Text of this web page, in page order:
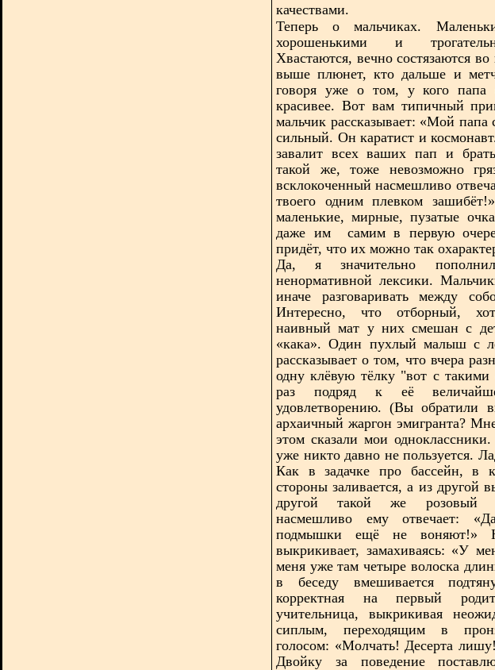
качествами.
Теперь о мальчиках.
хорошенькими и
Хвастаются, вечно состязаются
выше плюнет, кто дальше и
говоря уже о том, у кого папа
красивее. Вот вам типичный
мальчик рассказывает: «Мой
сильный. Он каратист и
завалит всех ваших пап и
такой же, тоже невозможно
всклокоченный насмешливо
твоего одним плевком
маленькие, мирные, пузатые
даже им
самим в первую
придёт, что их можно так
Да, я значительно
ненормативной лексики.
иначе разговаривать между
Интересно, что отборный,
наивный мат у них смешан с
«кака». Один пухлый малыш с
рассказывает о том, что вчера
одну клёвую тёлку "вот с
раз подряд к её
удовлетворению. (Вы обратили
архаичный жаргон эмигранта?
этом сказали мои
уже никто давно не пользуется.
Как в задачке про бассейн, в
стороны заливается, а из другой
другой такой же розовый
насмешливо ему отвечает:
подмышки ещё не воняют!»
выкрикивает, замахиваясь: «У
меня уже там четыре волоска
в беседу вмешивается
корректная на первый
учительница, выкрикивая
сиплым, переходящим в
голосом: «Молчать! Десерта
Двойку за поведение